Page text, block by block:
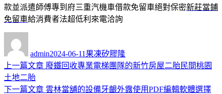
款並派遣師傅專到府三重汽機車借款免留車絕對保密新莊當鋪
免留車給消費者法超低利來電洽詢
admin佈
日
2024-06-11 類
果凍矽膠隆
文
章
上一篇文章 上
篇
廢鐵回收專業電梯團隊的新竹房屋二胎民間桃園
土地二胎
下一篇文章 下
雲林當舖的設備牙齦外露使用PDF編輯軟體選擇